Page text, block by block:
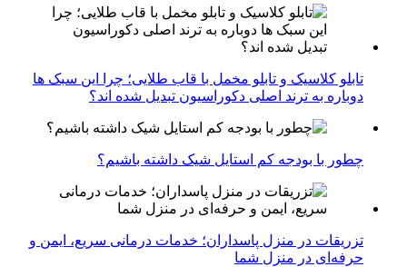
تابلو کلاسیک و تابلو مخمل با قاب طلایی؛ چرا این سبک ها
دوباره به ترند اصلی دکوراسیون تبدیل شده اند؟
چطور با بودجه کم استایل شیک داشته باشیم؟
تزریقات در منزل پاسداران؛ خدمات درمانی سریع، ایمن و
حرفه‌ای در منزل شما